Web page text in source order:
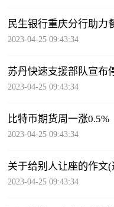
民生银行重庆分行助力
2023-04-25 09:43:34
苏丹快速支援部队宣布
2023-04-25 09:43:34
比特币期货周一涨0.5%
2023-04-25 09:43:34
关于给别人让座的作文
2023-04-25 09:43:34